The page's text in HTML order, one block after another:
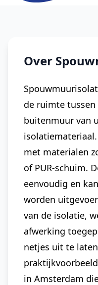
Over
de ruimte tussen
buitenmuur van
met materialen
of PUR-schuim.
eenvoudig en
worden
van de isolatie,
afwerking
netjes uit te
in Amsterdam